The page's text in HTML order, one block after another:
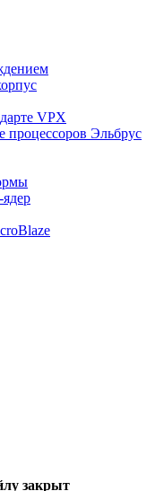
VPX
процессоров Эльбрус
закрыт